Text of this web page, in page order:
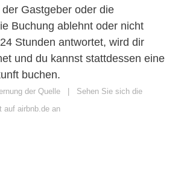
Gastgeber oder die
Buchung ablehnt oder nicht
Stunden antwortet, wird dir
und du kannst stattdessen eine
buchen.
der Quelle | Sehen Sie sich die
auf airbnb.de an